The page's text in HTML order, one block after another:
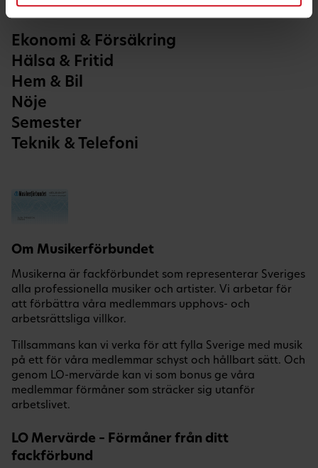
Ekonomi & Försäkring
Hälsa & Fritid
Hem & Bil
Nöje
Semester
Teknik & Telefoni
Om Musikerförbundet
Musikerna är fackförbundet som representerar Sveriges
alla professionella musiker och artister. Vi arbetar för
att förbättra våra medlemmars upphovs- och
arbetsrättsliga villkor.
Tillsammans kan vi verka för att fylla Sverige med musik
på ett för våra medlemmar schyst och hållbart sätt. Och
genom LO-mervärde kan vi som bonus ge våra
medlemmar förmåner som sträcker sig utanför
arbetslivet.
LO Mervärde – Förmåner från ditt
fackförbund